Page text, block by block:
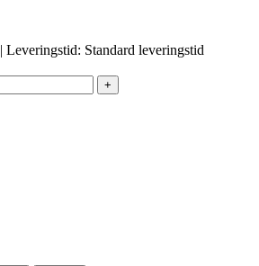
| Leveringstid: Standard leveringstid
+